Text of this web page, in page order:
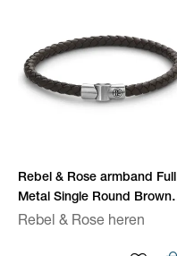
Rebel & Rose armband Full
Metal Single Round Brown
RR-M0041-S
Rebel & Rose heren